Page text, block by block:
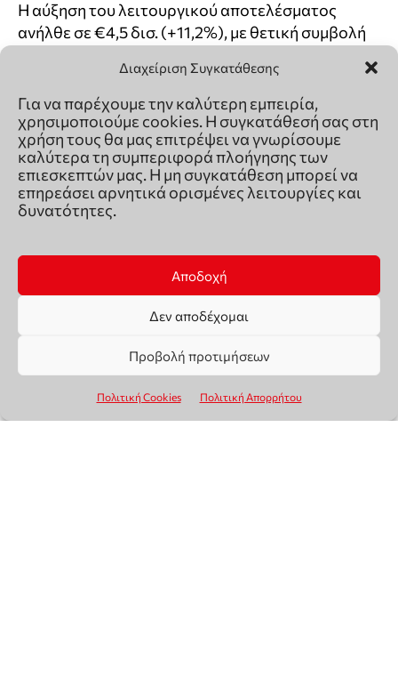
Διαχείριση Συγκατάθεσης
Για να παρέχουμε την καλύτερη εμπειρία,
χρησιμοποιούμε cookies. Η συγκατάθεσή σας στη
χρήση τους θα μας επιτρέψει να γνωρίσουμε
καλύτερα τη συμπεριφορά πλοήγησης των
επιεσκεπτών μας. Η μη συγκατάθεση μπορεί να
επηρεάσει αρνητικά ορισμένες λειτουργίες και
δυνατότητες.
Αποδοχή
Δεν αποδέχομαι
Προβολή προτιμήσεων
Πολιτική Cookies Πολιτική Απορρήτου